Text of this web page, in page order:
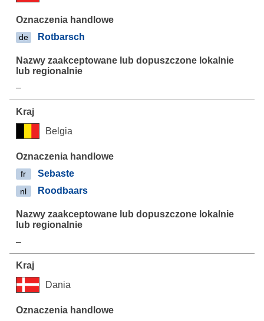
de Rotbarsch
–
Belgia
fr Sebaste
nl Roodbaars
–
Dania